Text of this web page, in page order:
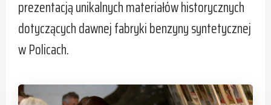
prezentacją unikalnych materiałów historycznych
dotyczących dawnej fabryki benzyny syntetycznej
w Policach.